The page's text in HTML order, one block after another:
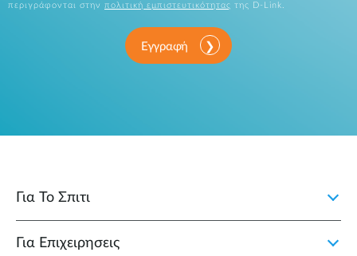
περιγράφονται στην πολιτική εμπιστευτικότητας της D-Link.
Εγγραφή
Για Το Σπιτι
Για Επιχειρησεις